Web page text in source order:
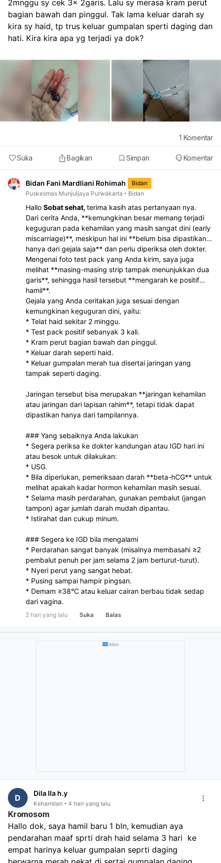
2mnggu sy cek 3x 2garis. Lalu sy merasa kram perut
bagian bawah dan pinggul. Tak lama keluar darah sy
kira sy haid, tp trus keluar gumpalan sperti daging dan
hati. Kira kira apa yg terjadi ya dok?
Suka Bagikan Simpan Komentar
1 Komentar
Bidan Fani Mardliani Rohimah
Bidan
Puskesmas Munjuljaya Purwakarta
Bidan
Hallo Sobat sehat, terima kasih atas pertanyaan nya.
Dari cerita Anda, **kemungkinan besar memang terjadi
keguguran pada kehamilan yang masih sangat dini (early
miscarriage)**, meskipun hal ini **belum bisa dipastikan
hanya dari gejala saja** dan perlu diperiksa oleh dokter.
Mengenai foto test pack yang Anda kirim, saya juga
melihat **masing-masing strip tampak menunjukkan dua
garis**, sehingga hasil tersebut **mengarah ke positif
hamil**.
Gejala yang Anda ceritakan juga sesuai dengan
kemungkinan keguguran dini, yaitu:
* Telat haid sekitar 2 minggu.
* Test pack positif sebanyak 3 kali.
* Kram perut bagian bawah dan pinggul.
* Keluar darah seperti haid.
* Keluar gumpalan merah tua disertai jaringan yang
tampak seperti daging.
Jaringan tersebut bisa merupakan **jaringan kehamilan
atau jaringan dari lapisan rahim**, tetapi tidak dapat
dipastikan hanya dari tampilannya.
### Yang sebaiknya Anda lakukan
* Segera periksa ke dokter kandungan atau IGD hari ini
atau besok untuk dilakukan:
* USG.
* Bila diperlukan, pemeriksaan darah **beta-hCG** untuk
melihat apakah kadar hormon kehamilan masih sesuai.
* Selama masih perdarahan, gunakan pembalut (jangan
tampon) agar jumlah darah mudah dipantau.
* Istirahat dan cukup minum.
### Segera ke IGD bila mengalami
* Perdarahan sangat banyak (misalnya membasahi ≥2
pembalut penuh per jam selama 2 jam berturut-turut).
* Nyeri perut yang sangat hebat.
* Pusing sampai hampir pingsan.
* Demam ≥38°C atau keluar cairan berbau tidak sedap
dari vagina.
2 hari yang lalu Suka Balas
Iklan
D Dila Ila h.y
Kehamilan 4 hari yang lalu
Kromosom
Hallo dok, saya hamil baru 1 bln, kemudian aya
pendarahan maaf sprti drah haid selama 3 hari  ke
empat harinya keluar gumpalan seprti daging